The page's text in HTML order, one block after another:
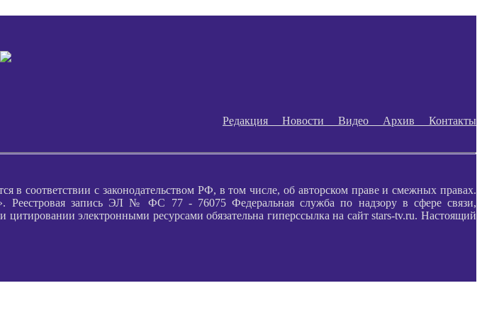
Редакция Новости Видео Архив Контакты
в соответствии с законодательством РФ, в том числе, об авторском праве и смежных правах.
Реестровая запись ЭЛ № ФС 77 - 76075 Федеральная служба по надзору в сфере связи,
электронными ресурсами обязательна гиперссылка на сайт stars-tv.ru. Настоящий